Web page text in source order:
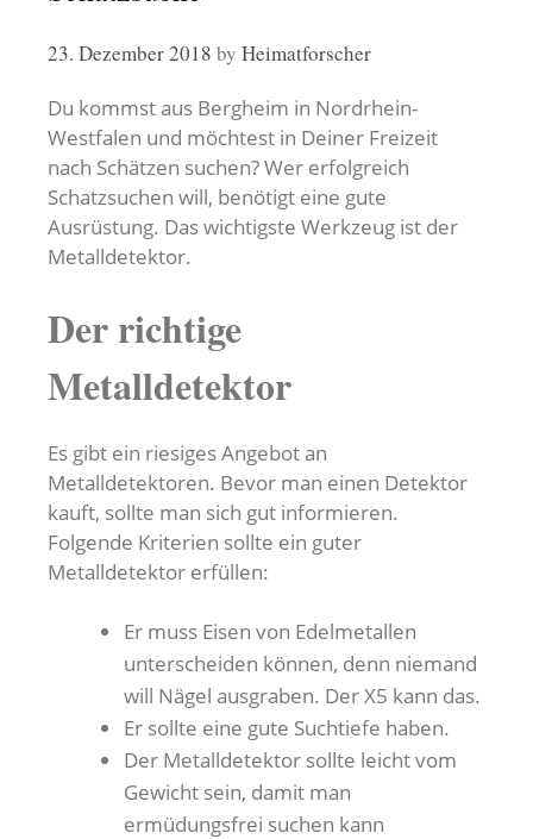
23. Dezember 2018 by Heimatforscher
Du kommst aus Bergheim in Nordrhein-
Westfalen und möchtest in Deiner Freizeit
nach Schätzen suchen? Wer erfolgreich
Schatzsuchen will, benötigt eine gute
Ausrüstung. Das wichtigste Werkzeug ist der
Metalldetektor.
Der richtige
Metalldetektor
Es gibt ein riesiges Angebot an
Metalldetektoren. Bevor man einen Detektor
kauft, sollte man sich gut informieren.
Folgende Kriterien sollte ein guter
Metalldetektor erfüllen:
Er muss Eisen von Edelmetallen
unterscheiden können, denn niemand
will Nägel ausgraben. Der X5 kann das.
Er sollte eine gute Suchtiefe haben.
Der Metalldetektor sollte leicht vom
Gewicht sein, damit man
ermüdungsfrei suchen kann